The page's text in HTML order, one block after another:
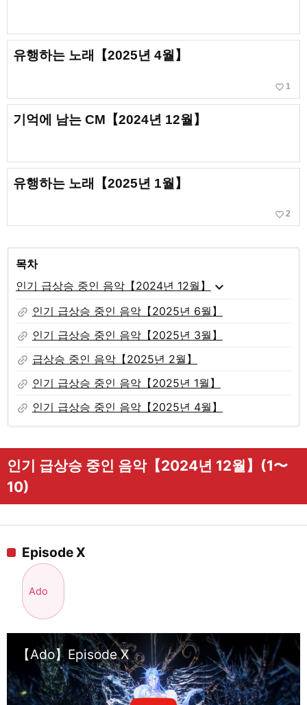
유행하는 노래【2025년 4월】
favorite_border 1
기억에 남는 CM【2024년 12월】
유행하는 노래【2025년 1월】
favorite_border 2
목차
인기 급상승 중인 음악【2024년 12월】
expand_more
link 인기 급상승 중인 음악【2025년 6월】
link 인기 급상승 중인 음악【2025년 3월】
link 급상승 중인 음악【2025년 2월】
link 인기 급상승 중인 음악【2025년 1월】
link 인기 급상승 중인 음악【2025년 4월】
인기 급상승 중인 음악【2024년 12월】(1〜
10)
Episode X
Ado
【Ado】Episode X